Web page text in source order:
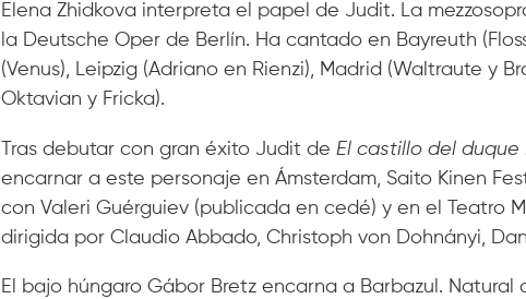
Elena Zhidkova interpreta el papel de Judit. La
la Deutsche Oper de Berlín. Ha cantado en Bayreuth
(Venus), Leipzig (Adriano en Rienzi), Madrid (Waltraute y
Oktavian y Fricka).
Tras debutar con gran éxito Judit de El castillo del duque
encarnar a este personaje en Ámsterdam, Saito Kinen
con Valeri Guérguiev (publicada en cedé) y en el Teatro
dirigida por Claudio Abbado, Christoph von Dohnányi,
El bajo húngaro Gábor Bretz encarna a Barbazul. Natural